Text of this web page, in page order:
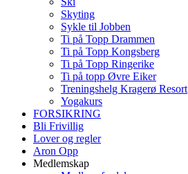
Skyting
Sykle til Jobben
Ti på Topp Drammen
Ti på Topp Kongsberg
Ti på Topp Ringerike
Ti på topp Øvre Eiker
Treningshelg Kragerø Resort
Yogakurs
FORSIKRING
Bli Frivillig
Lover og regler
Aron Opp
Medlemskap